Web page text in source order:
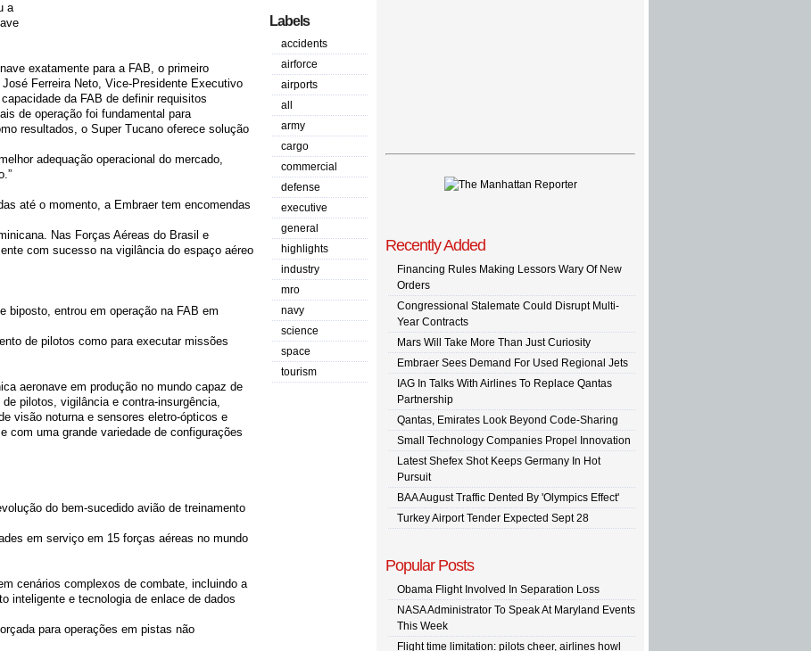
a
exatamente para a FAB, o primeiro
Ferreira Neto, Vice-Presidente Executivo
da FAB de definir requisitos
de operação foi fundamental para
resultados, o Super Tucano oferece solução
adequação operacional do mercado,
até o momento, a Embraer tem encomendas
Nas Forças Aéreas do Brasil e
com sucesso na vigilância do espaço aéreo
biposto, entrou em operação na FAB em
de pilotos como para executar missões
aeronave em produção no mundo capaz de
pilotos, vigilância e contra-insurgência,
visão noturna e sensores eletro-ópticos e
com uma grande variedade de configurações
do bem-sucedido avião de treinamento
em serviço em 15 forças aéreas no mundo
cenários complexos de combate, incluindo a
inteligente e tecnologia de enlace de dados
para operações em pistas não
Labels
accidents
airforce
airports
all
army
cargo
commercial
defense
executive
general
highlights
industry
mro
navy
science
space
tourism
Recently Added
Financing Rules Making Lessors Wary Of New
Orders
Congressional Stalemate Could Disrupt Multi-
Year Contracts
Mars Will Take More Than Just Curiosity
Embraer Sees Demand For Used Regional Jets
IAG In Talks With Airlines To Replace Qantas
Partnership
Qantas, Emirates Look Beyond Code-Sharing
Small Technology Companies Propel Innovation
Latest Shefex Shot Keeps Germany In Hot
Pursuit
BAA August Traffic Dented By 'Olympics Effect'
Turkey Airport Tender Expected Sept 28
Popular Posts
Obama Flight Involved In Separation Loss
NASA Administrator To Speak At Maryland Events
This Week
Flight time limitation: pilots cheer, airlines howl